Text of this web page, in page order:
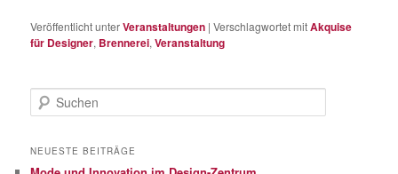
Veröffentlicht unterVeranstaltungen |Verschlagwortet mitAkquise
für Designer, Brennerei,Veranstaltung
u
h
NEUESTE BEITRÄGE